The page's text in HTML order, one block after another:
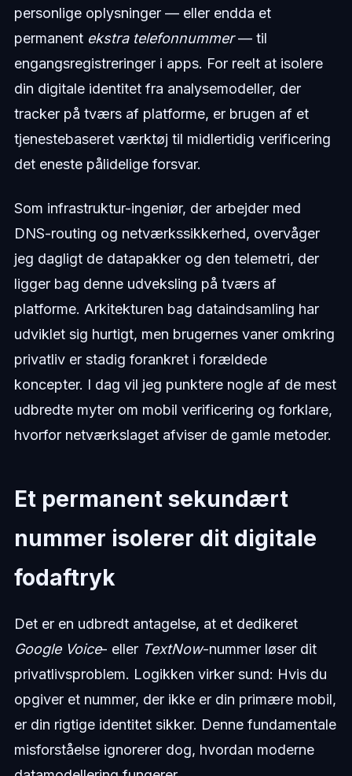
personlige oplysninger — eller endda et
permanent ekstra telefonnummer— til
engangsregistreringer i apps. For reelt at isolere
din digitale identitet fra analysemodeller, der
tracker på tværs af platforme, er brugen af et
tjenestebaseret værktøj til midlertidig verificering
det eneste pålidelige forsvar.
Som infrastruktur-ingeniør, der arbejder med
DNS-routing og netværkssikkerhed, overvåger
jeg dagligt de datapakker og den telemetri, der
ligger bag denne udveksling på tværs af
platforme. Arkitekturen bag dataindsamling har
udviklet sig hurtigt, men brugernes vaner omkring
privatliv er stadig forankret i forældede
koncepter. I dag vil jeg punktere nogle af de mest
udbredte myter om mobil verificering og forklare,
hvorfor netværkslaget afviser de gamle metoder.
Et permanent sekundært
nummer isolerer dit digitale
fodaftryk
Det er en udbredt antagelse, at et dedikeret
Google Voice- eller TextNow-nummer løser dit
privatlivsproblem. Logikken virker sund: Hvis du
opgiver et nummer, der ikke er din primære mobil,
er din rigtige identitet sikker. Denne fundamentale
misforståelse ignorerer dog, hvordan moderne